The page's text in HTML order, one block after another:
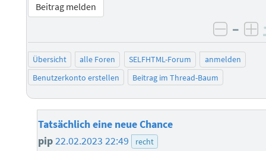
Beitrag melden
–
Übersicht alle Foren SELFHTML-Forum
anmelden
Benutzerkonto erstellen
Beitrag im Thread-Baum
Tatsächlich eine neue Chance
pip22.02.2023 22:49 recht